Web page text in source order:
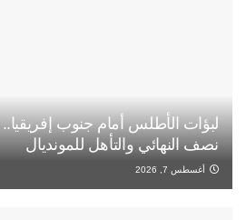
لبؤات الأطلس أمام جنوب
نصف النهائي والتأهل للمونديال
أغسطس 7, 2026